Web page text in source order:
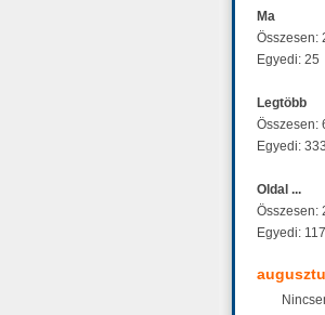
Ma
Összesen:
Egyedi: 25
Legtöbb
Összesen:
Egyedi:
Oldal ...
Összesen:
Egyedi: